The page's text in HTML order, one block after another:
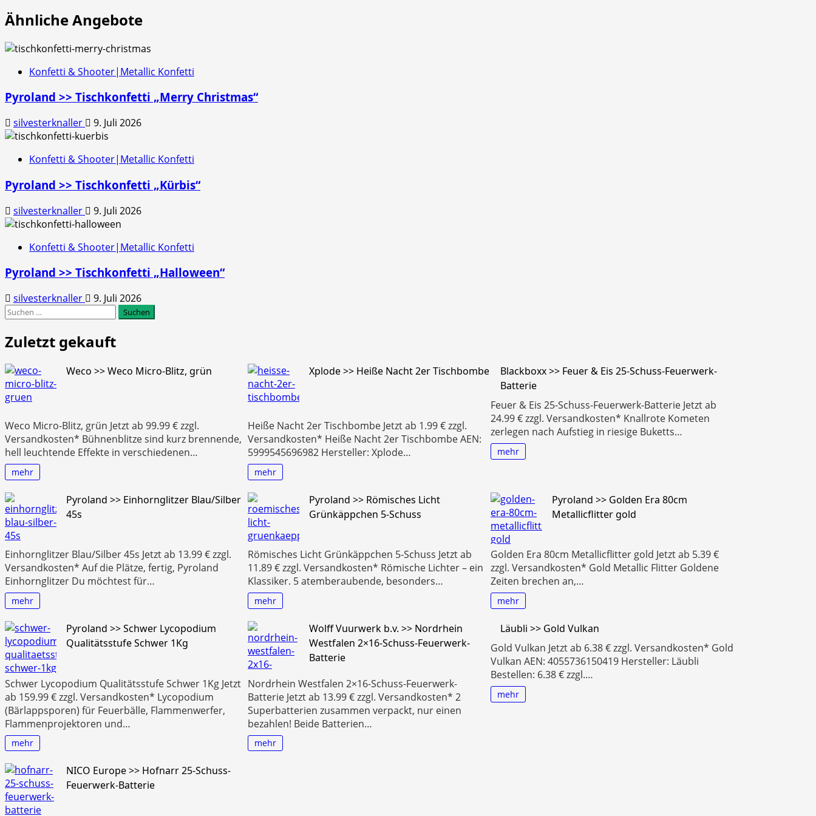
Ähnliche Angebote
Konfetti & Shooter|Metallic Konfetti
Pyroland >> Tischkonfetti „Merry Christmas“
silvesterknaller 9. Juli 2026
Konfetti & Shooter|Metallic Konfetti
Pyroland >> Tischkonfetti „Kürbis“
silvesterknaller 9. Juli 2026
Konfetti & Shooter|Metallic Konfetti
Pyroland >> Tischkonfetti „Halloween“
silvesterknaller
9. Juli 2026
Suchen
Zuletzt gekauft
Weco >> Weco Micro-Blitz, grün
Weco Micro-Blitz, grün Jetzt ab 99.99 € zzgl.
Versandkosten* Bühnenblitze sind kurz brennende,
hell leuchtende Effekte in verschiedenen…
mehr
Xplode >> Heiße Nacht 2er Tischbombe
Heiße Nacht 2er Tischbombe Jetzt ab 1.99 € zzgl.
Versandkosten* Heiße Nacht 2er Tischbombe AEN:
5999545696982 Hersteller: Xplode…
mehr
Blackboxx >> Feuer & Eis 25-Schuss-Feuerwerk-
Batterie
Feuer & Eis 25-Schuss-Feuerwerk-Batterie Jetzt ab
24.99 € zzgl. Versandkosten* Knallrote Kometen
zerlegen nach Aufstieg in riesige Buketts…
mehr
Pyroland >> Einhornglitzer Blau/Silber
45s
Einhornglitzer Blau/Silber 45s Jetzt ab 13.99 € zzgl.
Versandkosten* Auf die Plätze, fertig, Pyroland
Einhornglitzer Du möchtest für…
mehr
Pyroland >> Römisches Licht
Grünkäppchen 5-Schuss
Römisches Licht Grünkäppchen 5-Schuss Jetzt ab
11.89 € zzgl. Versandkosten* Römische Lichter – ein
Klassiker. 5 atemberaubende, besonders…
mehr
Pyroland >> Golden Era 80cm
Metallicflitter gold
Golden Era 80cm Metallicflitter gold Jetzt ab 5.39 €
zzgl. Versandkosten* Gold Metallic Flitter Goldene
Zeiten brechen an,…
mehr
Pyroland >> Schwer Lycopodium
Qualitätsstufe Schwer 1Kg
Schwer Lycopodium Qualitätsstufe Schwer 1Kg Jetzt
ab 159.99 € zzgl. Versandkosten* Lycopodium
(Bärlappsporen) für Feuerbälle, Flammenwerfer,
Flammenprojektoren und…
mehr
Wolff Vuurwerk b.v. >> Nordrhein
Westfalen 2×16-Schuss-Feuerwerk-
Batterie
Nordrhein Westfalen 2×16-Schuss-Feuerwerk-
Batterie Jetzt ab 13.99 € zzgl. Versandkosten* 2
Superbatterien zusammen verpackt, nur einen
bezahlen! Beide Batterien…
mehr
Läubli >> Gold Vulkan
Gold Vulkan Jetzt ab 6.38 € zzgl. Versandkosten* Gold
Vulkan AEN: 4055736150419 Hersteller: Läubli
Bestellen: 6.38 € zzgl.…
mehr
NICO Europe >> Hofnarr 25-Schuss-
Feuerwerk-Batterie